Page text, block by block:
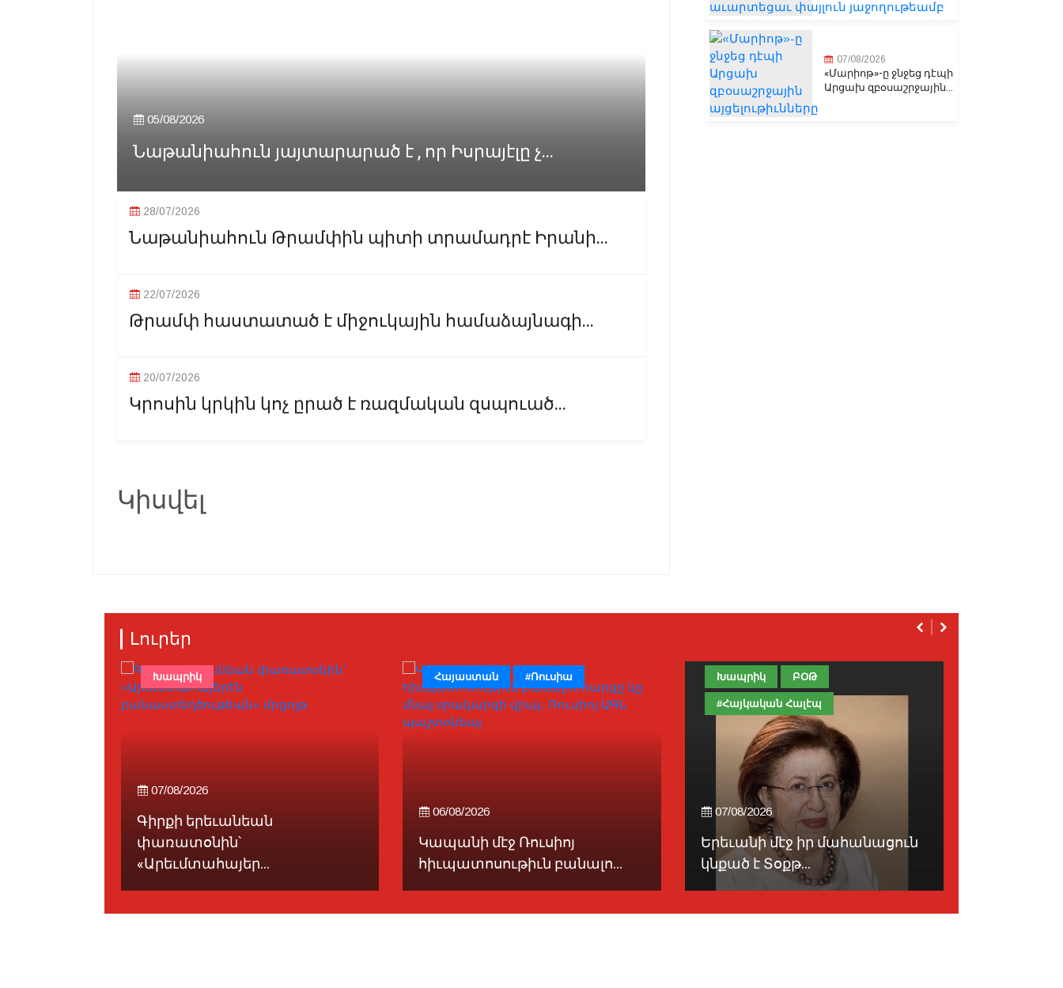
05/08/2026
Նաթանիահուն յայտարարած է , որ Իսրայէլը չ...
28/07/2026
Նաթանիահուն Թրամփին պիտի տրամադրէ Իրանի...
22/07/2026
Թրամփ հաստատած է միջուկային համաձայնագի...
20/07/2026
Կրոսին կրկին կոչ ըրած է ռազմական զսպուած...
Կիսվել
07/08/2026
«Մարիոթ»-ը ջնջեց դէպի
Արցախ զբօսաշրջային...
Լուրեր
07/08/2026
Գիրքի երեւանեան
փառատօնին՝
«Արեւմտահայեր...
Խապրիկ
06/08/2026
Կապանի մէջ Ռուսիոյ
հիւպատոսութիւն բանալո...
Հայաստան #Ռուսիա
07/08/2026
Երեւանի մէջ իր մահանացուն
կնքած է Տօքթ...
Խապրիկ ԲՕԹ
#Հայկական Հալէպ